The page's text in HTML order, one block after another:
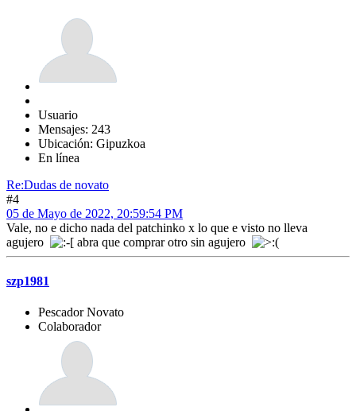
Usuario
Mensajes: 243
Ubicación: Gipuzkoa
En línea
Re:Dudas de novato
#4
05 de Mayo de 2022, 20:59:54 PM
Vale, no e dicho nada del patchinko x lo que e visto no lleva
agujero
abra que comprar otro sin agujero
szp1981
Pescador Novato
Colaborador